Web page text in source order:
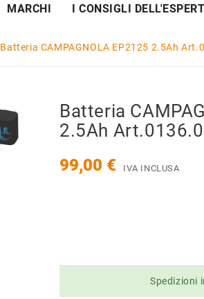
MARCHI I CONSIGLI
Batteria CAMPAGNOLA EP2125 2.5Ah
Batteria
2.5Ah
99,00 € IVA INCLUSA
Spedizioni